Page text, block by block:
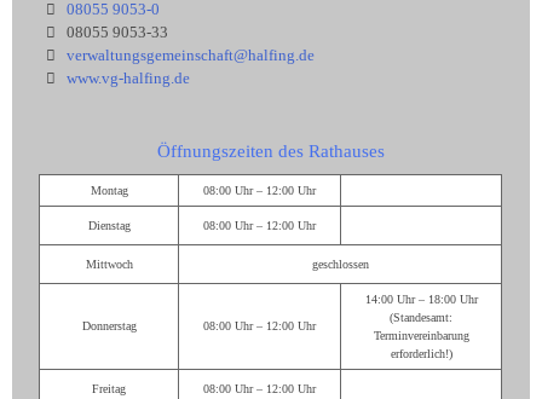
08055 9053-0
08055 9053-33
verwaltungsgemeinschaft@halfing.de
www.vg-halfing.de
Öffnungszeiten des Rathauses
Montag 08:00 Uhr – 12:00 Uhr
Dienstag 08:00 Uhr – 12:00 Uhr
Mittwoch geschlossen
Donnerstag 08:00 Uhr – 12:00 Uhr
14:00 Uhr – 18:00 Uhr
(Standesamt:
Terminvereinbarung
erforderlich!)
Freitag 08:00 Uhr – 12:00 Uhr